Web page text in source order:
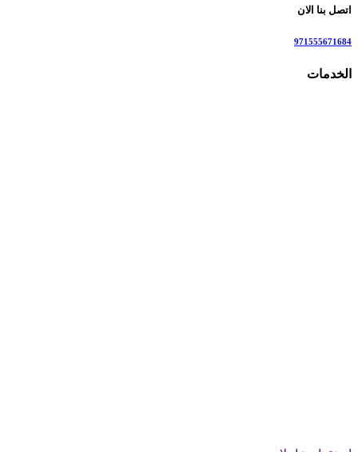
اتصل بنا الان
971555671684
الخدمات